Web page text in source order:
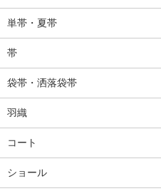
単帯・夏帯
帯
袋帯・洒落袋帯
羽織
コート
ショール